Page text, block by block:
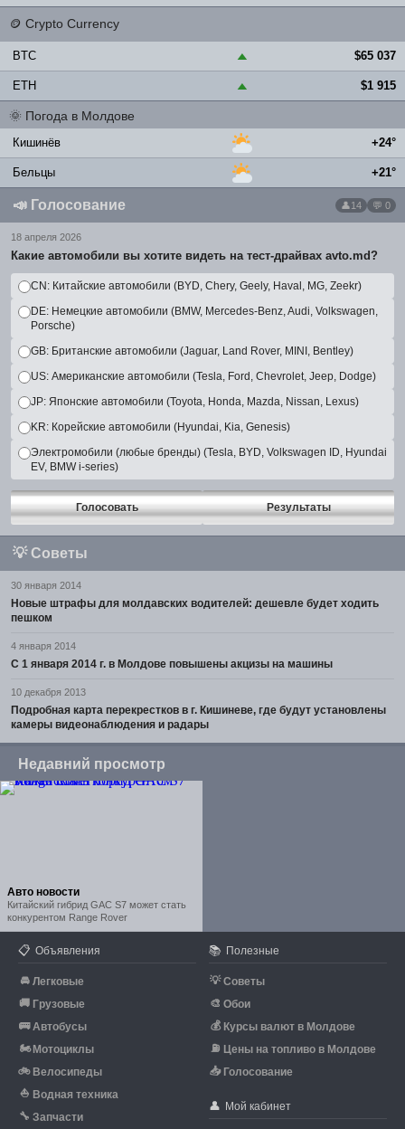
🪙 Crypto Currency
BTC ▲ $65 037
ETH ▲ $1 915
🌞 Погода в Молдове
Кишинёв +24°
Бельцы +21°
📣 Голосование 14 💬 0
18 апреля 2026
Какие автомобили вы хотите видеть на тест-драйвах avto.md?
CN: Китайские автомобили (BYD, Chery, Geely, Haval, MG, Zeekr)
DE: Немецкие автомобили (BMW, Mercedes-Benz, Audi, Volkswagen,
Porsche)
GB: Британские автомобили (Jaguar, Land Rover, MINI, Bentley)
US: Американские автомобили (Tesla, Ford, Chevrolet, Jeep, Dodge)
JP: Японские автомобили (Toyota, Honda, Mazda, Nissan, Lexus)
KR: Корейские автомобили (Hyundai, Kia, Genesis)
Электромобили (любые бренды) (Tesla, BYD, Volkswagen ID, Hyundai
EV, BMW i-series)
Голосовать Результаты
💡 Советы
30 января 2014
Новые штрафы для молдавских водителей: дешевле будет ходить
пешком
4 января 2014
С 1 января 2014 г. в Молдове повышены акцизы на машины
10 декабря 2013
Подробная карта перекрестков в г. Кишиневе, где будут установлены
камеры видеонаблюдения и радары
Недавний просмотр
Авто новости
Китайский гибрид GAC S7 может стать
конкурентом Range Rover
📋 Объявления
🚘 Легковые
🚚 Грузовые
🚌 Автобусы
🏍 Мотоциклы
🚲 Велосипеды
⛵ Водная техника
🔧 Запчасти
📚 Полезные
💡 Советы
🎨 Обои
💰 Курсы валют в Молдове
⛽ Цены на топливо в Молдове
📥 Голосование
👤 Мой кабинет